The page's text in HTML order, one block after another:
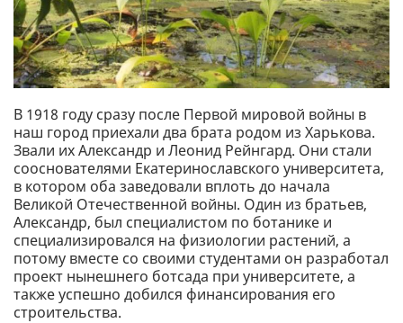
В 1918 году сразу после Первой мировой войны в
наш город приехали два брата родом из Харькова.
Звали их Александр и Леонид Рейнгард. Они стали
сооснователями Екатеринославского университета,
в котором оба заведовали вплоть до начала
Великой Отечественной войны. Один из братьев,
Александр, был специалистом по ботанике и
специализировался на физиологии растений, а
потому вместе со своими студентами он разработал
проект нынешнего ботсада при университете, а
также успешно добился финансирования его
строительства.